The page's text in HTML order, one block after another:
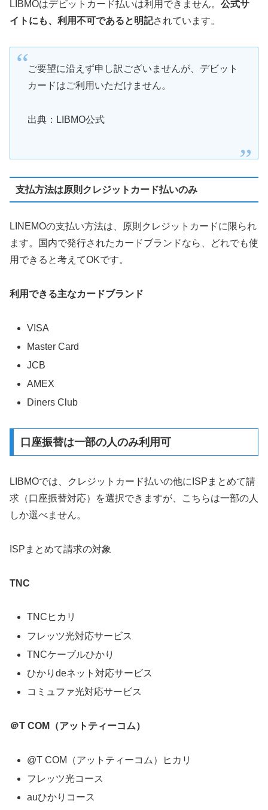
LIBMOはデビットカード払いは利用できません。 公式サ
イトにも、利用不可であると明記されています。
ご要望に沿えず申し訳ございませんが、デビット
カードはご利用いただけません。
出典：LIBMO公式
支払方法は原則クレジットカード払いのみ
LINEMOの支払い方法は、原則クレジットカードに限られ
ます。国内で発行されたカードブランドなら、どれでも使
用できると考えてOKです。
利用できる主なカードブランド
VISA
Master Card
JCB
AMEX
Diners Club
口座振替は一部の人のみ利用可
LIBMOでは、クレジットカード払いの他にISPまとめて請
求（口座振替対応）を選択できますが、こちらは一部の人
しか選べません。
ISPまとめて請求の対象
TNC
TNCヒカリ
フレッツ光対応サービス
TNCケーブルひかり
ひかりdeネット対応サービス
コミュファ光対応サービス
＠T COM（アットティーコム）
@T COM（アットティーコム）ヒカリ
フレッツ光コース
auひかりコース